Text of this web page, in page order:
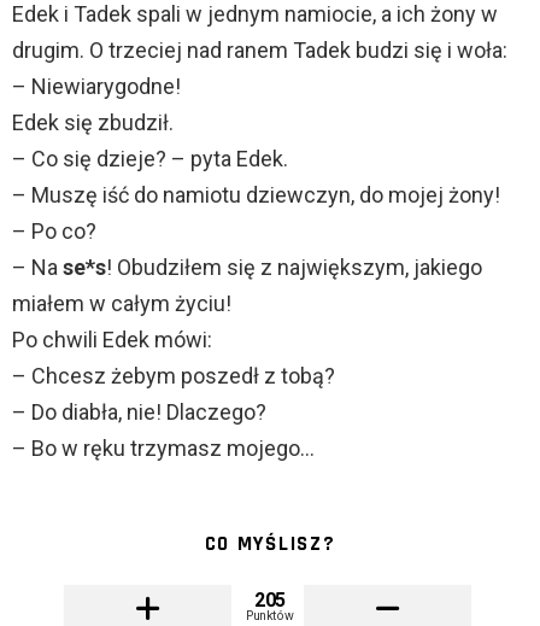
Edek i Tadek spali w jednym namiocie, a ich żony w
drugim. O trzeciej nad ranem Tadek budzi się i woła:
– Niewiarygodne!
Edek się zbudził.
– Co się dzieje? – pyta Edek.
– Muszę iść do namiotu dziewczyn, do mojej żony!
– Po co?
– Na se*s! Obudziłem się z największym, jakiego
miałem w całym życiu!
Po chwili Edek mówi:
– Chcesz żebym poszedł z tobą?
– Do diabła, nie! Dlaczego?
– Bo w ręku trzymasz mojego…
CO MYŚLISZ?
205
Punktów